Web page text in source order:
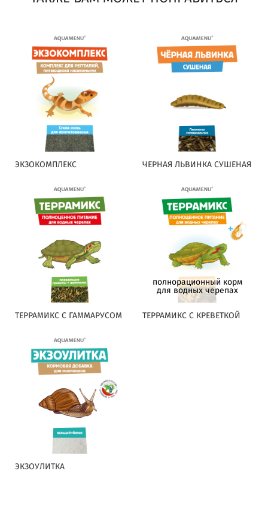
ЭКЗОКОМПЛЕКС ЧЕРНАЯ ЛЬВИНКА СУШЕНАЯ
ТЕРРАМИКС С ГАММАРУСОМ
полнорационный корм
для водных черепах
ТЕРРАМИКС С КРЕВЕТКОЙ
ЭКЗОУЛИТКА